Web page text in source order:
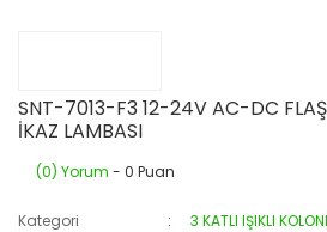
SNT-7013-F3 12-24V AC-DC
İKAZ LAMBASI
(0) Yorum - 0 Puan
Kategori
3 KATLI IŞIKLI